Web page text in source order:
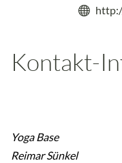
Kontakt-
Yoga Base
Reimar Sünkel